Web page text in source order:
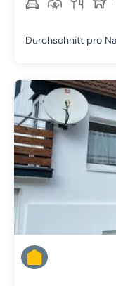
Durchschnitt pro